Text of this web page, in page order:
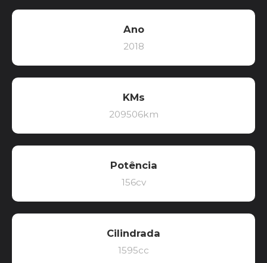
Ano
2018
KMs
209506km
Potência
156cv
Cilindrada
1595cc